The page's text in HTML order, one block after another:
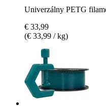
Univerzálny PETG
€ 33,99
(€ 33,99 / kg)